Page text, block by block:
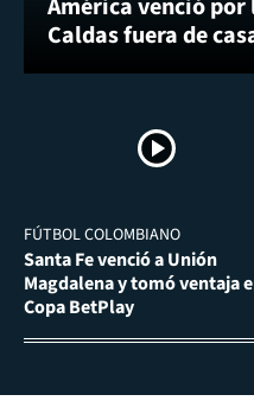
América venció
Caldas fuera de
FÚTBOL COLOMBIANO
Santa Fe venció a Unión
Magdalena y tomó ventaja
Copa BetPlay